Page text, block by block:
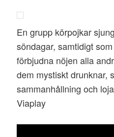
En grupp körpojkar
söndagar, samtidigt
förbjudna nöjen alla
dem mystiskt drunknar,
sammanhållning och
Viaplay